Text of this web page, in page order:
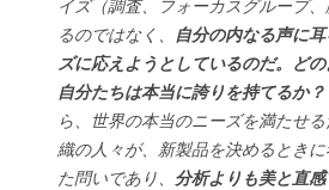
イズ（調査、フォーカスグループ
るのではなく、
自分の内なる声に
ズに応えようとしているのだ。ど
自分たちは本当に誇りを持てるか？
ら、世界の本当のニーズを満たせ
織の人々が、新製品を決めるとき
た問いであり、 分析よりも美と直